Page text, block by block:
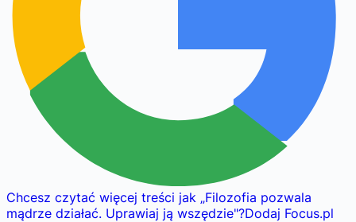
Chcesz czytać więcej treści jak „Filozofia pozwala
mądrze działać. Uprawiaj ją wszędzie"?Dodaj Focus.pl